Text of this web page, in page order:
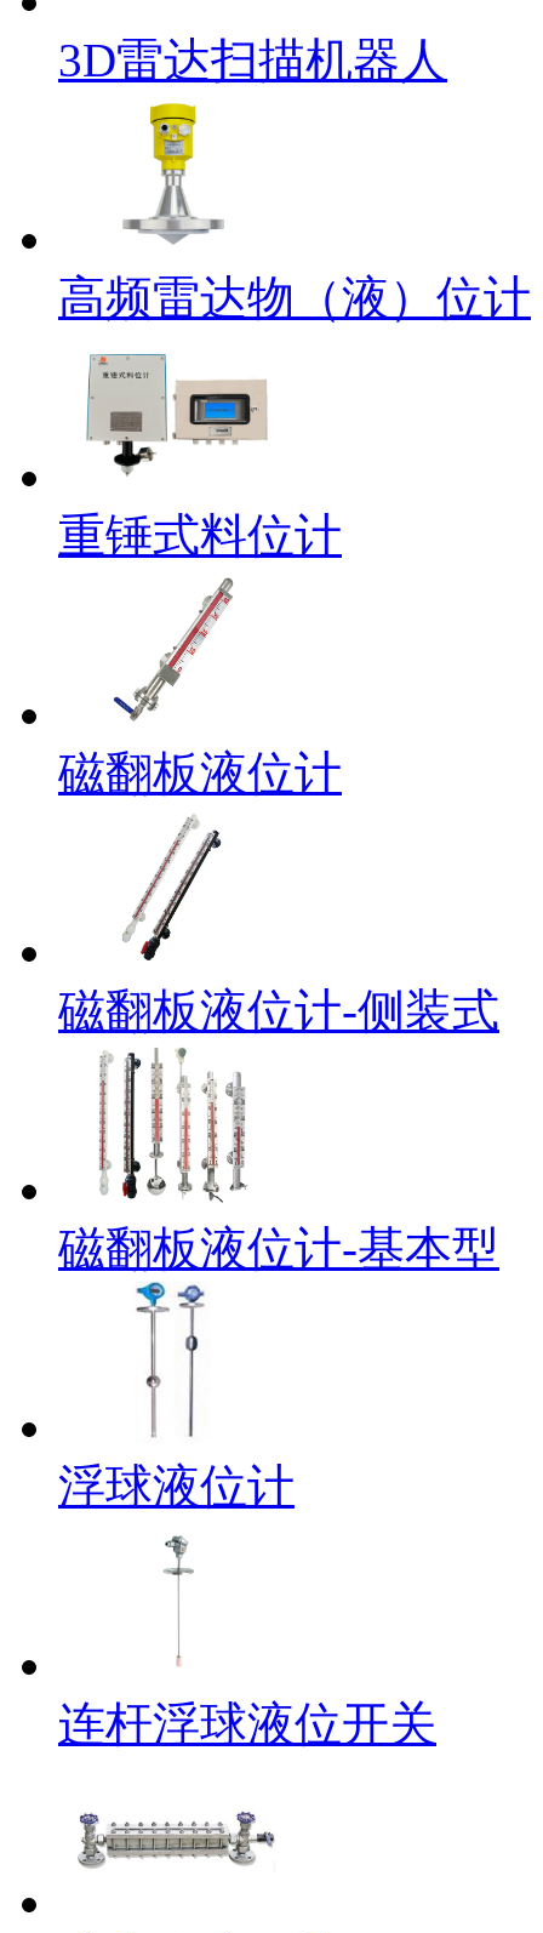
3D雷达扫描机器人
高频雷达物（液）位计
重锤式料位计
磁翻板液位计
磁翻板液位计-侧装式
磁翻板液位计-基本型
浮球液位计
连杆浮球液位开关